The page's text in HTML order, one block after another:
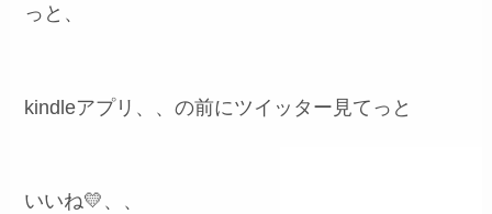
っと、
kindleアプリ、、の前にツイッター見てっと
いいね💛、、